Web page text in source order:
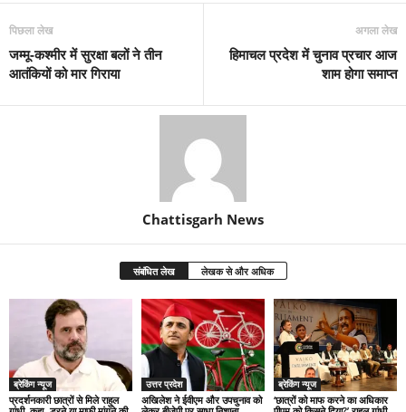
पिछला लेख
जम्मू-कश्मीर में सुरक्षा बलों ने तीन
आतंकियों को मार गिराया
अगला लेख
हिमाचल प्रदेश में चुनाव प्रचार आज
शाम होगा समाप्त
Chattisgarh News
संबंधित लेख लेखक से और अधिक
ब्रेकिंग न्यूज
प्रदर्शनकारी छात्रों से मिले राहुल
उत्तर प्रदेश
अखिलेश ने ईवीएम और उपचुनाव को
ब्रेकिंग न्यूज
‘छात्रों को माफ करने का अधिकार